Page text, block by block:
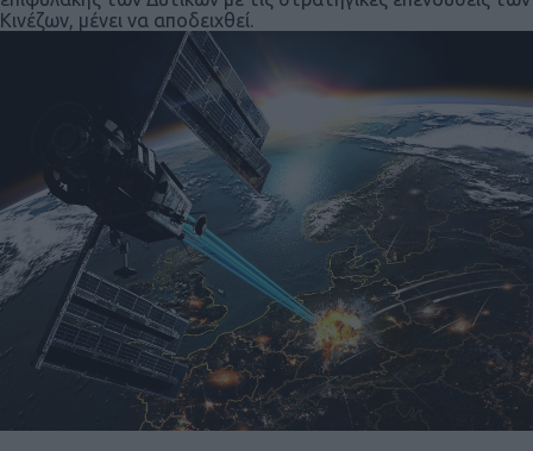
Κινέζων, μένει να αποδειχθεί.